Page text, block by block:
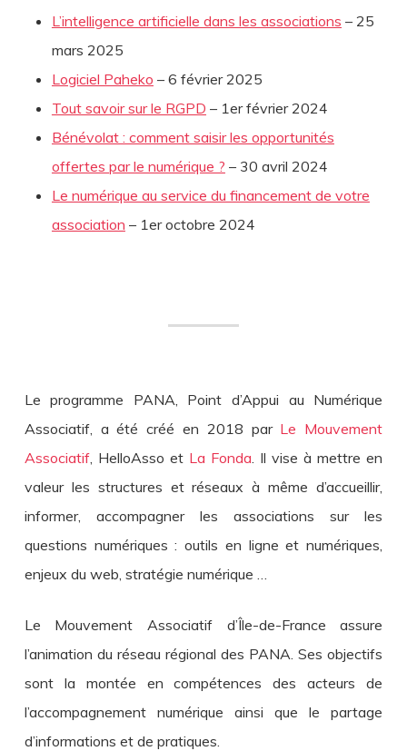
L’intelligence artificielle dans les associations – 25
mars 2025
Logiciel Paheko – 6 février 2025
Tout savoir sur le RGPD – 1er février 2024
Bénévolat : comment saisir les opportunités
offertes par le numérique ? – 30 avril 2024
Le numérique au service du financement de votre
association – 1er octobre 2024
Le programme PANA, Point d’Appui au Numérique
Associatif, a été créé en 2018 par Le Mouvement
Associatif, HelloAsso et La Fonda. Il vise à mettre en
valeur les structures et réseaux à même d’accueillir,
informer, accompagner les associations sur les
questions numériques : outils en ligne et numériques,
enjeux du web, stratégie numérique …
Le Mouvement Associatif d’Île-de-France assure
l’animation du réseau régional des PANA. Ses objectifs
sont la montée en compétences des acteurs de
l’accompagnement numérique ainsi que le partage
d’informations et de pratiques.